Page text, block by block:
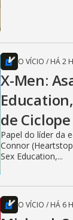
O VÍCIO / HÁ 2
X-Men:
de
Papel do líder da
Connor
Sex Education,...
O VÍCIO / HÁ 6